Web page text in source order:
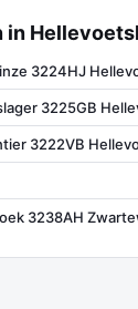
in
3224HJ
3225GB
3222VB
3238AH